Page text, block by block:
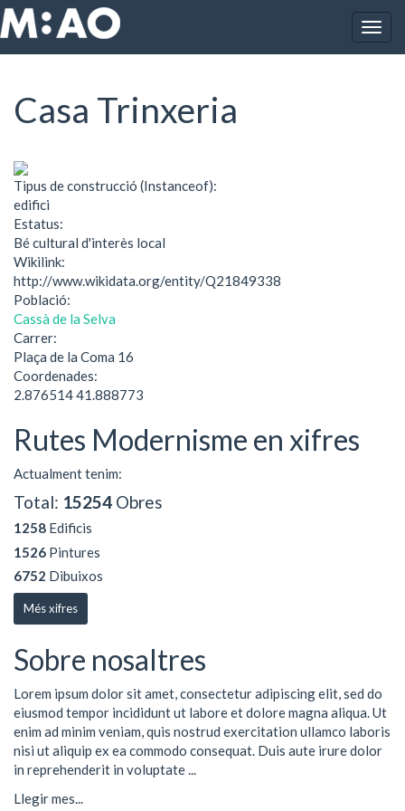
Vés al contingut
Inici Casa Trinxeria
Casa Trinxeria
Tipus de construcció (Instanceof):
edifici
Estatus:
Bé cultural d'interès local
Wikilink:
http://www.wikidata.org/entity/Q21849338
Població:
Cassà de la Selva
Carrer:
Plaça de la Coma 16
Coordenades:
2.876514 41.888773
Rutes Modernisme en xifres
Actualment tenim:
Total: 15254 Obres
1258 Edificis
1526 Pintures
6752 Dibuixos
Més xifres
Sobre nosaltres
Lorem ipsum dolor sit amet, consectetur adipiscing elit, sed do
eiusmod tempor incididunt ut labore et dolore magna aliqua. Ut
enim ad minim veniam, quis nostrud exercitation ullamco laboris
nisi ut aliquip ex ea commodo consequat. Duis aute irure dolor
in reprehenderit in voluptate ...
Llegir mes...